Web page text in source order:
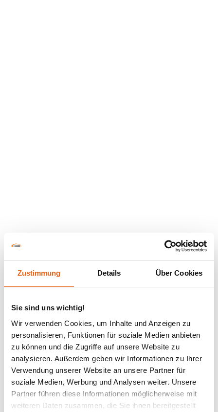
Zustimmung Details Über Cookies
Sie sind uns wichtig!
Wir verwenden Cookies, um Inhalte und Anzeigen zu
personalisieren, Funktionen für soziale Medien anbieten
zu können und die Zugriffe auf unsere Website zu
analysieren. Außerdem geben wir Informationen zu Ihrer
Verwendung unserer Website an unsere Partner für
soziale Medien, Werbung und Analysen weiter. Unsere
Partner führen diese Informationen möglicherweise mit
weiteren Daten zusammen, die Sie ihnen bereitgestellt